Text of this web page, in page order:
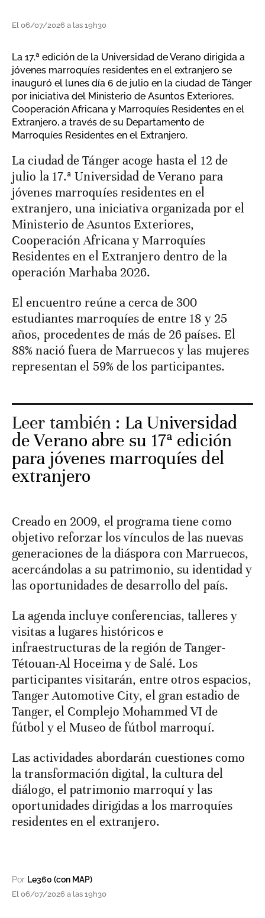
El 06/07/2026 a las 19h30
La 17.ª edición de la Universidad de Verano dirigida a
jóvenes marroquíes residentes en el extranjero se
inauguró el lunes día 6 de julio en la ciudad de Tánger
por iniciativa del Ministerio de Asuntos Exteriores,
Cooperación Africana y Marroquíes Residentes en el
Extranjero, a través de su Departamento de
Marroquíes Residentes en el Extranjero.
La ciudad de Tánger acoge hasta el 12 de
julio la 17.ª Universidad de Verano para
jóvenes marroquíes residentes en el
extranjero, una iniciativa organizada por el
Ministerio de Asuntos Exteriores,
Cooperación Africana y Marroquíes
Residentes en el Extranjero dentro de la
operación Marhaba 2026.
El encuentro reúne a cerca de 300
estudiantes marroquíes de entre 18 y 25
años, procedentes de más de 26 países. El
88% nació fuera de Marruecos y las mujeres
representan el 59% de los participantes.
Leer también : La Universidad
de Verano abre su 17ª edición
para jóvenes marroquíes del
extranjero
Creado en 2009, el programa tiene como
objetivo reforzar los vínculos de las nuevas
generaciones de la diáspora con Marruecos,
acercándolas a su patrimonio, su identidad y
las oportunidades de desarrollo del país.
La agenda incluye conferencias, talleres y
visitas a lugares históricos e
infraestructuras de la región de Tanger-
Tétouan-Al Hoceima y de Salé. Los
participantes visitarán, entre otros espacios,
Tanger Automotive City, el gran estadio de
Tanger, el Complejo Mohammed VI de
fútbol y el Museo de fútbol marroquí.
Las actividades abordarán cuestiones como
la transformación digital, la cultura del
diálogo, el patrimonio marroquí y las
oportunidades dirigidas a los marroquíes
residentes en el extranjero.
Por Le360 (con MAP)
El 06/07/2026 a las 19h30